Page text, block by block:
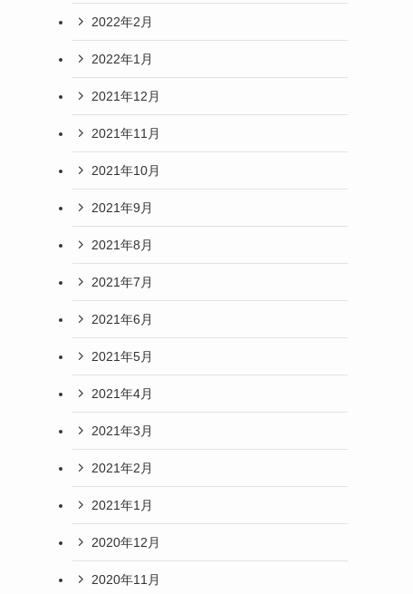
2022年2月
2022年1月
2021年12月
2021年11月
2021年10月
2021年9月
2021年8月
2021年7月
2021年6月
2021年5月
2021年4月
2021年3月
2021年2月
2021年1月
2020年12月
2020年11月